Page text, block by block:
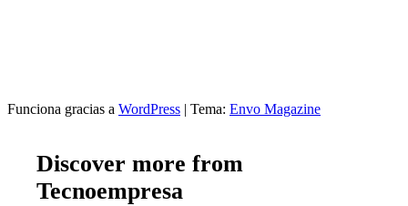
Funciona gracias a WordPress | Tema: Envo Magazine
Discover more from
Tecnoempresa